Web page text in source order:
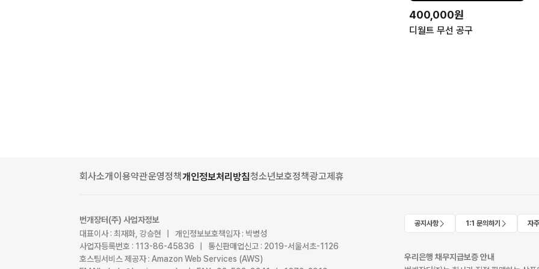
400,000원
디월트 무선 공구
회사소개 이용약관운영정책개인정보처리방침청소년보호정책광고제휴
번개장터(주) 사업자정보
대표이사 : 최재화, 강승현 | 개인정보보호책임자 : 박병성
사업자등록번호 : 113-86-45836 | 통신판매업신고 : 2019-서울서초-1126
호스팅서비스 제공자 : Amazon Web Services (AWS)
공지사항 1:1 문의하기 자
우리은행 채무지급보증 안내